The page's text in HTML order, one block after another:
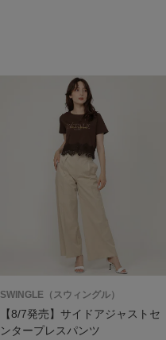
SWINGLE（スウィングル）
【8/7発売】サイドアジャストセ
ンタープレスパンツ